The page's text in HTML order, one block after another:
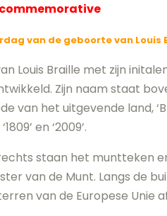
van de geboorte van Louis
Louis Braille met zijn
Zijn naam staat
van het uitgevende land,
en ‘2009’.
staan het muntteken
van de Munt. Langs de
van de Europese Unie